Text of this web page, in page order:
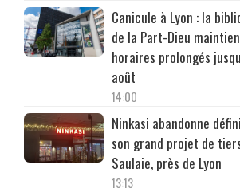
Canicule à Lyon : la
de la Part-Dieu
horaires prolongés
août
14:00
Ninkasi abandonne
son grand projet de
Saulaie, près de Lyon
13:13